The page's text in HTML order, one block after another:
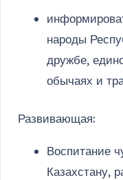
народы
дружбе,
обычаях и
Развивающая:
Воспитание
Казахстану,